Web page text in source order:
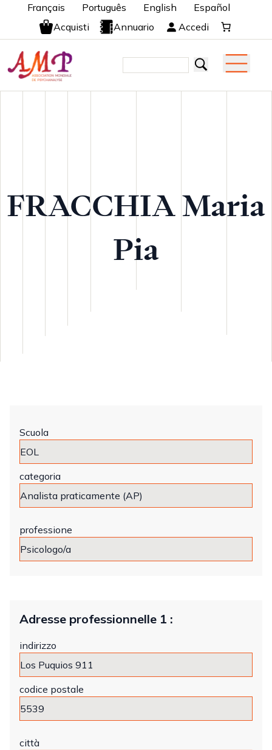
Français Português English
Español
Acquisti
Annuario Accedi
FRACCHIA Maria
Pia
Scuola
categoria
professione
Adresse professionnelle 1 :
indirizzo
codice postale
città